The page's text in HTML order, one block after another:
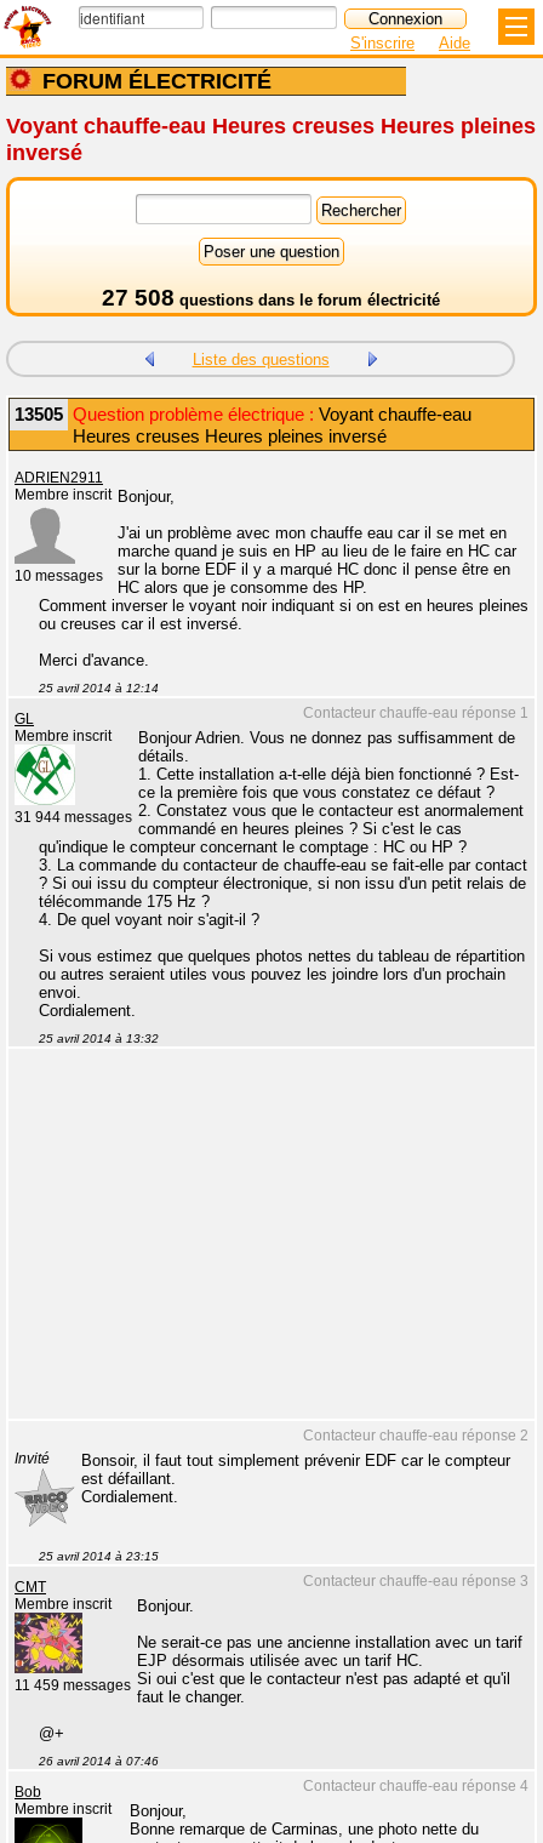
FORUM ÉLECTRICITÉ
S'inscrire Aide
Voyant chauffe-eau Heures creuses Heures pleines
inversé
27 508 questions dans le forum électricité
Liste des questions
13505 Question problème électrique : Voyant chauffe-eau
Heures creuses Heures pleines inversé
ADRIEN2911
Membre inscrit
10 messages
Bonjour,
J'ai un problème avec mon chauffe eau car il se met en
marche quand je suis en HP au lieu de le faire en HC car
sur la borne EDF il y a marqué HC donc il pense être en
HC alors que je consomme des HP.
Comment inverser le voyant noir indiquant si on est en heures pleines
ou creuses car il est inversé.
Merci d'avance.
25 avril 2014 à 12:14
Contacteur chauffe-eau réponse 1
GL
Membre inscrit
31 944 messages
Bonjour Adrien. Vous ne donnez pas suffisamment de
détails.
1. Cette installation a-t-elle déjà bien fonctionné ? Est-
ce la première fois que vous constatez ce défaut ?
2. Constatez vous que le contacteur est anormalement
commandé en heures pleines ? Si c'est le cas
qu'indique le compteur concernant le comptage : HC ou HP ?
3. La commande du contacteur de chauffe-eau se fait-elle par contact
? Si oui issu du compteur électronique, si non issu d'un petit relais de
télécommande 175 Hz ?
4. De quel voyant noir s'agit-il ?
Si vous estimez que quelques photos nettes du tableau de répartition
ou autres seraient utiles vous pouvez les joindre lors d'un prochain
envoi.
Cordialement.
25 avril 2014 à 13:32
Contacteur chauffe-eau réponse 2
Invité
Bonsoir, il faut tout simplement prévenir EDF car le compteur
est défaillant.
Cordialement.
25 avril 2014 à 23:15
Contacteur chauffe-eau réponse 3
CMT
Membre inscrit
11 459 messages
Bonjour.
Ne serait-ce pas une ancienne installation avec un tarif
EJP désormais utilisée avec un tarif HC.
Si oui c'est que le contacteur n'est pas adapté et qu'il
faut le changer.
@+
26 avril 2014 à 07:46
Contacteur chauffe-eau réponse 4
Bob
Membre inscrit
Bonjour,
Bonne remarque de Carminas, une photo nette du